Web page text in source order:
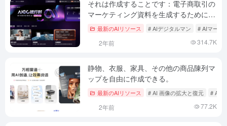
それは作成することです：電子商取引の
マーケティング資料を生成するために巨
大なエンジンに依存して、ビデオを説明
するのジッタ音声プロモーションに適し
た製品の急速なリリース
最新のAIリソース # AIデジタルマン # AIマーケ
2年前 314.7K
静物、衣服、家具、その他の商品陳列マ
ップを自由に作成できる。
最新のAIリソース # AI 画像の拡大と復元 # AI
2年前 77.2K